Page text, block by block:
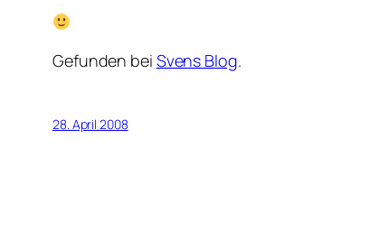
Gefunden bei Svens Blog.
28. April 2008